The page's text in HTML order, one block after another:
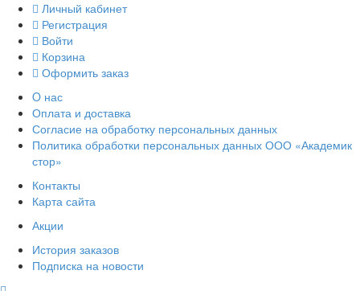
Личный кабинет
Регистрация
Войти
Корзина
Оформить заказ
O нас
Оплата и доставка
Согласие на обработку персональных данных
Политика обработки персональных данных ООО «Академик
стор»
Контакты
Карта сайта
Акции
История заказов
Подписка на новости